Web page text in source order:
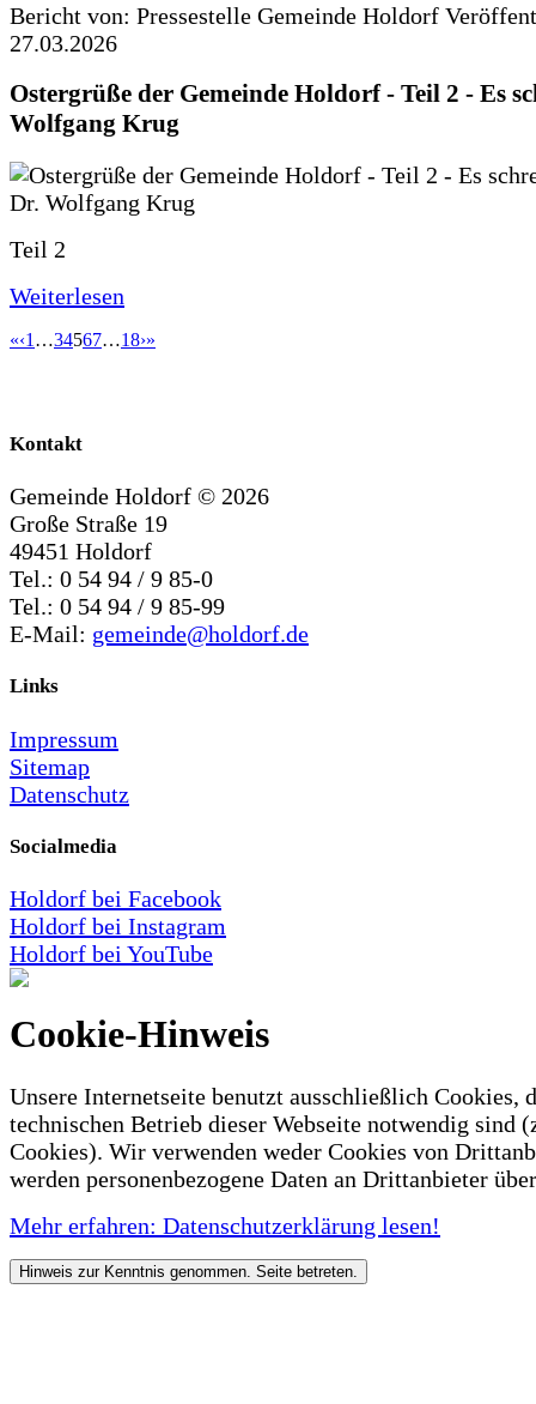
Bericht von: Pressestelle Gemeinde Holdorf
27.03.2026
Ostergrüße der Gemeinde Holdorf - Teil 2 - Es
Wolfgang Krug
Teil 2
Weiterlesen
«‹1 …34567…18›»
Kontakt
Gemeinde Holdorf © 2026
Große Straße 19
49451 Holdorf
Tel.: 0 54 94 / 9 85-0
Tel.: 0 54 94 / 9 85-99
E-Mail: gemeinde@holdorf.de
Links
Impressum
Sitemap
Datenschutz
Socialmedia
Holdorf bei Facebook
Holdorf bei Instagram
Holdorf bei YouTube
Cookie-Hinweis
Unsere Internetseite benutzt ausschließlich Cookies,
technischen Betrieb dieser Webseite notwendig sind
Cookies). Wir verwenden weder Cookies von
werden personenbezogene Daten an Drittanbieter
Mehr erfahren: Datenschutzerklärung lesen!
Hinweis zur Kenntnis genommen. Seite betreten.